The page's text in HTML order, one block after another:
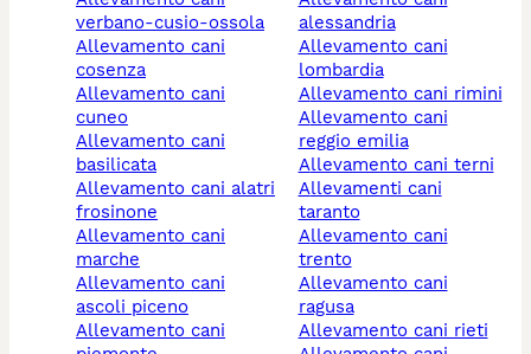
verbano-cusio-ossola
allevamento cani
cosenza
allevamento cani
cuneo
allevamento cani
basilicata
allevamento cani alatri
frosinone
allevamento cani
marche
allevamento cani
ascoli piceno
allevamento cani
alessandria
allevamento cani
lombardia
allevamento cani rimini
allevamento cani
reggio emilia
allevamento cani terni
allevamenti cani
taranto
allevamento cani
trento
allevamento cani
ragusa
allevamento cani rieti